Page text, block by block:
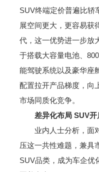
SUV终端定价普遍比轿
展空间更大，更容易获
代，这一优势进一步放
于搭载大容量电池、
能驾驶系统以及豪华座
配置拉开产品梯度，向
市场同质化竞争。
差异化布局 SUV开
业内人士分析，面
压这一共性难题，兼具
SUV品类，成为车企优